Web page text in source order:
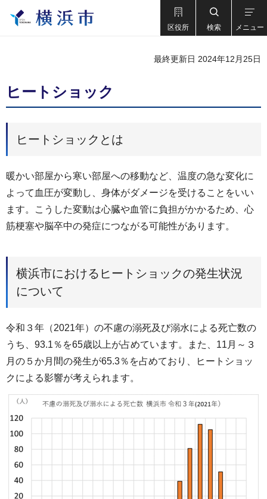
区役所 検索 メニュー
最終更新日 2024年12月25日
ヒートショック
ヒートショックとは
暖かい部屋から寒い部屋への移動など、温度の急な変化に
よって血圧が変動し、身体がダメージを受けることをいい
ます。こうした変動は心臓や血管に負担がかかるため、心
筋梗塞や脳卒中の発症につながる可能性があります。
横浜市におけるヒートショックの発生状況
について
令和３年（2021年）の不慮の溺死及び溺水による死亡数の
うち、93.1％を65歳以上が占めています。また、11月～３
月の５か月間の発生が65.3％を占めており、ヒートショッ
クによる影響が考えられます。